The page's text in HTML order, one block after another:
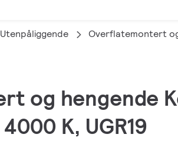
Utenpåliggende Overflatemontert
og hengende
K, UGR19